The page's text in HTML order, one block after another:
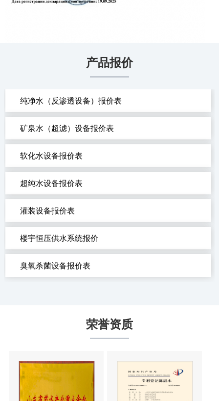
产品报价
纯净水（反渗透设备）报价表
矿泉水（超滤）设备报价表
软化水设备报价表
超纯水设备报价表
灌装设备报价表
楼宇恒压供水系统报价
臭氧杀菌设备报价表
荣誉资质